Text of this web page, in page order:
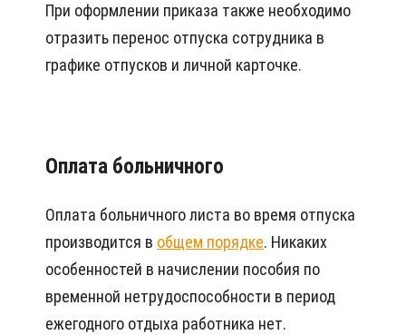
При оформлении приказа также необходимо
отразить перенос отпуска сотрудника в
графике отпусков и личной карточке.
Оплата больничного
Оплата больничного листа во время отпуска
производится в общем порядке. Никаких
особенностей в начислении пособия по
временной нетрудоспособности в период
ежегодного отдыха работника нет.